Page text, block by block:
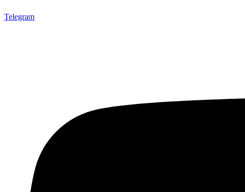
Telegram